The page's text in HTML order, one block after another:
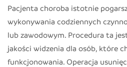
Pacjenta choroba istotnie
wykonywania codziennych
lub zawodowym. Procedura ta
jakości widzenia dla osób, które
funkcjonowania. Operacja